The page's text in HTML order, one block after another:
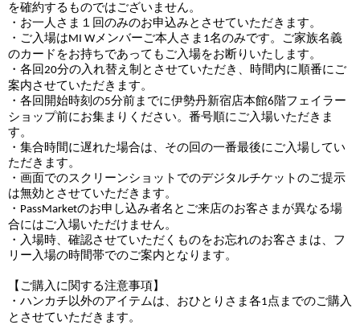
を確約するものではございません。
・お一人さま１回のみのお申込みとさせていただきます。
・ご入場はMI Wメンバーご本人さま 1名のみです。ご家族名義
のカードをお持ちであってもご入場をお断りいたします。
・各回 20分の入れ替え制とさせていただき、時間内に順番にご
案内させていただきます。
・各回開始時刻の5分前までに伊勢丹新宿店本館6 階フェイラー
ショップ前にお集まりください。番号順にご入場いただきま
す。
・集合時間に遅れた場合は、その回の一番最後にご入場してい
ただきます。
・画面でのスクリーンショットでのデジタルチケットのご提示
は無効とさせていただきます。
・ PassMarketのお申し込み者名とご来店のお客さまが異なる場
合にはご入場いただけません。
・入場時、確認させていただくものをお忘れのお客さまは、フ
リー入場の時間帯でのご案内となります。
【 ご購入に関する注意事項】
・ハンカチ以外のアイテムは、おひとりさま各1 点までのご購入
とさせていただきます。